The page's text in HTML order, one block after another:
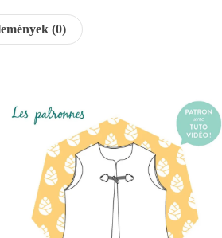
(0)